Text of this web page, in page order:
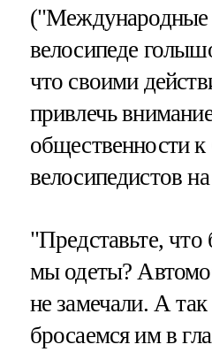
("Международные
велосипеде
что своими
привлечь
общественности к
велосипедистов
"Представьте,
мы одеты?
не замечали. А
бросаемся им в